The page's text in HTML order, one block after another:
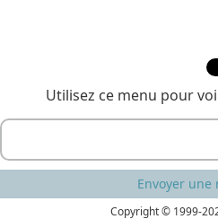
Utilisez ce menu pour
Envoyer une
Copyright © 1999-